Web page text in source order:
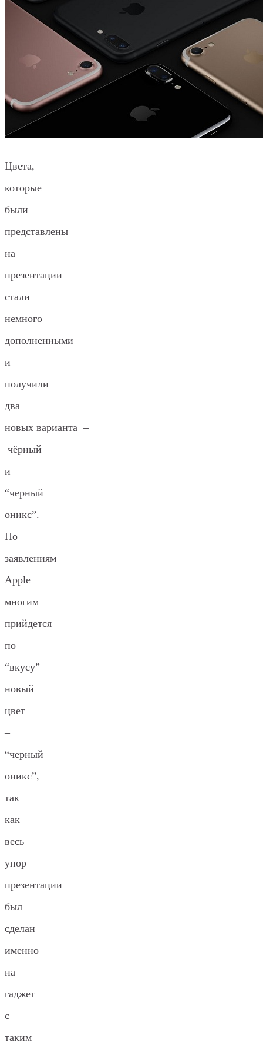
Цвета,
которые
были
представлены
на
презентации
стали
немного
дополненными
и
получили
два
новых варианта –
чёрный
и
“черный
оникс”.
По
заявлениям
Apple
многим
прийдется
по
“вкусу”
новый
цвет
–
“черный
оникс”,
так
как
весь
упор
презентации
был
сделан
именно
на
гаджет
с
таким